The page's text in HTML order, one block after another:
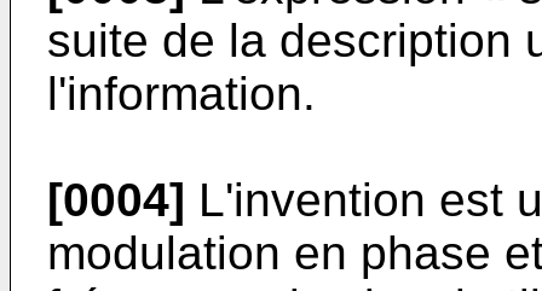
suite de la description
l'information.
[0004] L'invention est
modulation en phase